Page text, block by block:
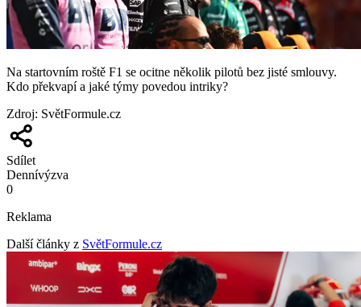
Na startovním roště F1 se ocitne několik pilotů bez jisté smlouvy.
Kdo překvapí a jaké týmy povedou intriky?
Zdroj: SvětFormule.cz
Sdílet
Dennívýzva
0
Reklama
Další články z SvětFormule.cz